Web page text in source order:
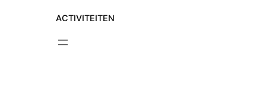
ACTIVITEITEN